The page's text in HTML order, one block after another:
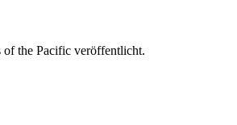
the Pacific veröffentlicht.